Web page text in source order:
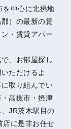
を中心に北摂地
）の最新の賃
・賃貸アパー
、お部屋探し
ただけるよ
取り組んでい
高槻市・摂津
JR茨木駅目の
店に是非お任せ